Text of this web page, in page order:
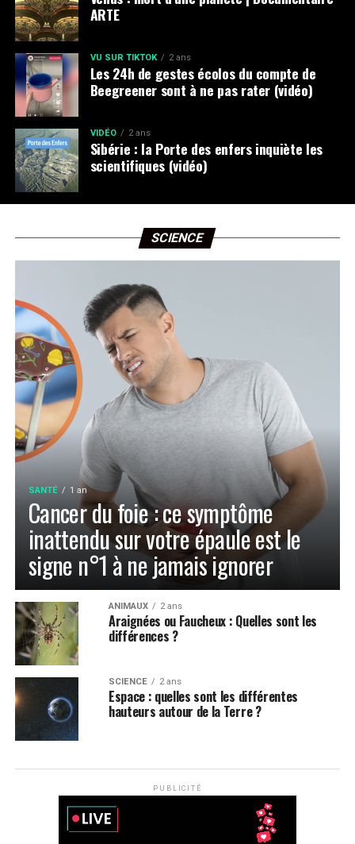
ARTE
VU SUR TIKTOK 2 ans
Les 24h de gestes écolos du compte de
Beegreener sont à ne pas rater (vidéo)
VIDÉO 2 ans
Sibérie : la Porte des enfers inquiète les
scientifiques (vidéo)
SCIENCE
SANTÉ 1 an
Cancer du foie : ce symptôme
inattendu sur votre épaule est le
signe n°1 à ne jamais ignorer
ANIMAUX 2 ans
Araignées ou Faucheux : Quelles sont les
différences ?
SCIENCE 2 ans
Espace : quelles sont les différentes
hauteurs autour de la Terre ?
PUBLICITÉ